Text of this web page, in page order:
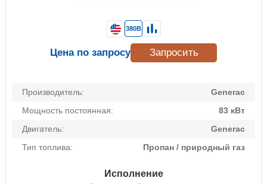
Производитель:
Generac
Мощность постоянная:
83 кВт
Двигатель:
Generac
Тип топлива:
Пропан / природный газ
Исполнение
380В
Цена по запросу Запросить